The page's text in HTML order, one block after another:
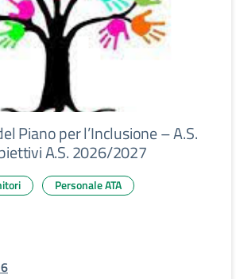
Piano per l’Inclusione – A.S.
A.S. 2026/2027
Personale ATA